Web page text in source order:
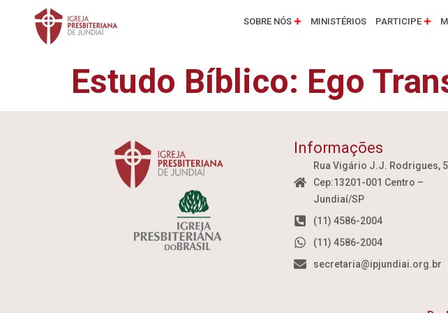
SOBRE NÓS MINISTÉRIOS PARTICIPE
Estudo Bíblico: Ego
Informações
Rua Vigário J.J. Rodrigues,
Cep:13201-001 Centro –
Jundiaí/SP
(11) 4586-2004
(11) 4586-2004
secretaria@ipjundiai.org.br